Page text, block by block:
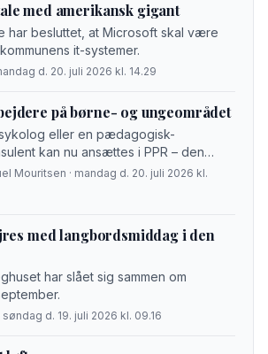
med amerikansk gigant
har besluttet, at Microsoft skal være
it-systemer.
d. 20. juli 2026 kl. 14.29
på børne- og ungeområdet
eller en pædagogisk-
kan nu ansættes i PPR – den
rådgivning i Dragør
har nemlig endeligt
bruges på dette.
Mouritsen · mandag d. 20. juli 2026 kl.
med langbordsmiddag i den
har slået sig sammen om
d. 19. juli 2026 kl. 09.16